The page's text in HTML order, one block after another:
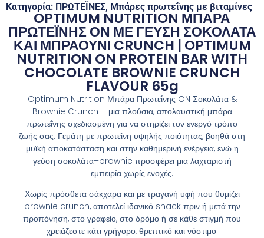
Κατηγορία: ΠΡΩΤΕΪΝΕΣ, Μπάρες πρωτεΐνης με βιταμίνες
OPTIMUM NUTRITION ΜΠΑΡΑ
ΠΡΩΤΕΪΝΗΣ ΟΝ ΜΕ ΓΕΥΣΗ ΣΟΚΟΛΑΤΑ
ΚΑΙ ΜΠΡΑΟΥΝΙ CRUNCH | OPTIMUM
NUTRITION ON PROTEIN BAR WITH
CHOCOLATE BROWNIE CRUNCH
FLAVOUR 65g
Optimum Nutrition Μπάρα Πρωτεΐνης ON Σοκολάτα &
Brownie Crunch – μια πλούσια, απολαυστική μπάρα
πρωτεΐνης σχεδιασμένη για να στηρίζει τον ενεργό τρόπο
ζωής σας. Γεμάτη με πρωτεΐνη υψηλής ποιότητας, βοηθά στη
μυϊκή αποκατάσταση και στην καθημερινή ενέργεια, ενώ η
γεύση σοκολάτα–brownie προσφέρει μια λαχταριστή
εμπειρία χωρίς ενοχές.
Χωρίς πρόσθετα σάκχαρα και με τραγανή υφή που θυμίζει
brownie crunch, αποτελεί ιδανικό snack πριν ή μετά την
προπόνηση, στο γραφείο, στο δρόμο ή σε κάθε στιγμή που
χρειάζεστε κάτι γρήγορο, θρεπτικό και νόστιμο.